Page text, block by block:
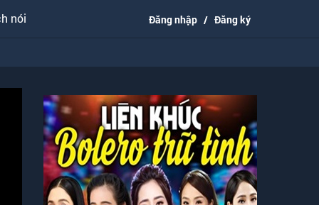
nói Đăng nhập / Đăng ký